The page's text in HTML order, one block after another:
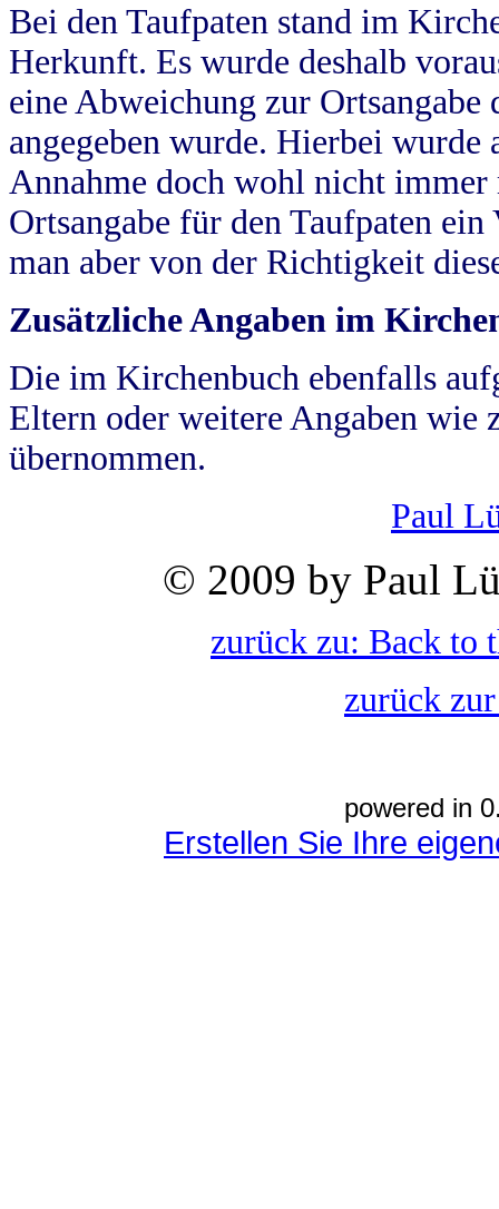
Bei den Taufpaten stand im
Herkunft. Es wurde deshalb
eine Abweichung zur
angegeben wurde. Hierbei wurde
Annahme doch wohl nicht
Ortsangabe für den Taufpaten
man aber von der Richtigkeit
Zusätzliche Angaben im
Die im Kirchenbuch ebenfalls
Eltern oder weitere Angaben wie
übernommen.
Paul
© 2009 by Paul
zurück zu: Back to
zurück
powered in
Erstellen Sie Ihre